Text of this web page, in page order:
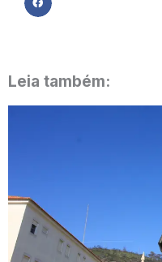
Leia também: